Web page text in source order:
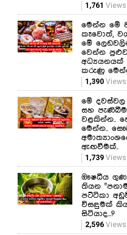
පේරාදෙණිය සරසවි
මැදුරේ ළමයි
හදිසියේම ඉවත් කළ
හැටි මෙන්න!
ජීවිතේ
ගොඩට
324Views
1,761 Views
මෙන්න මේ
කෑවොත්,
මේ
වෙන්න
අධ්‍යයනයක්
කරුණු
1,390 Views
මේ
සහ
වළකින්න..
මෙන්න..
ඇඟවීමක්..
1,739 Views
ඖෂධීය ගුණ
තියන
පට්ටිකා
විසඳුමක්
සිටියාද...?
2,596 Views